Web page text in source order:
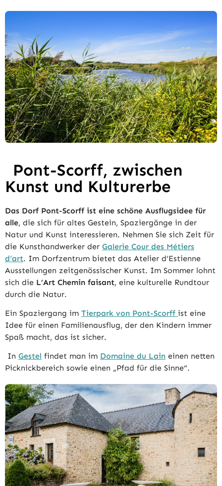
Pont-Scorff, zwischen
Kunst und Kulturerbe
Das Dorf Pont-Scorff ist eine schöne Ausflugsidee für
alle, die sich für altes Gestein, Spaziergänge in der
Natur und Kunst interessieren. Nehmen Sie sich Zeit für
die Kunsthandwerker der Galerie Cour des Métiers
d‘art. Im Dorfzentrum bietet das Atelier d‘Estienne
Ausstellungen zeitgenössischer Kunst. Im Sommer lohnt
sich die L’Art Chemin faisant, eine kulturelle Rundtour
durch die Natur.
Ein Spaziergang im Tierpark von Pont-Scorff ist eine
Idee für einen Familienausflug, der den Kindern immer
Spaß macht, das ist sicher.
In Gestel findet man im Domaine du Lain einen netten
Picknickbereich sowie einen „Pfad für die Sinne“.